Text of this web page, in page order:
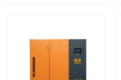
주기 비용은 평균 37 %를 절약 할